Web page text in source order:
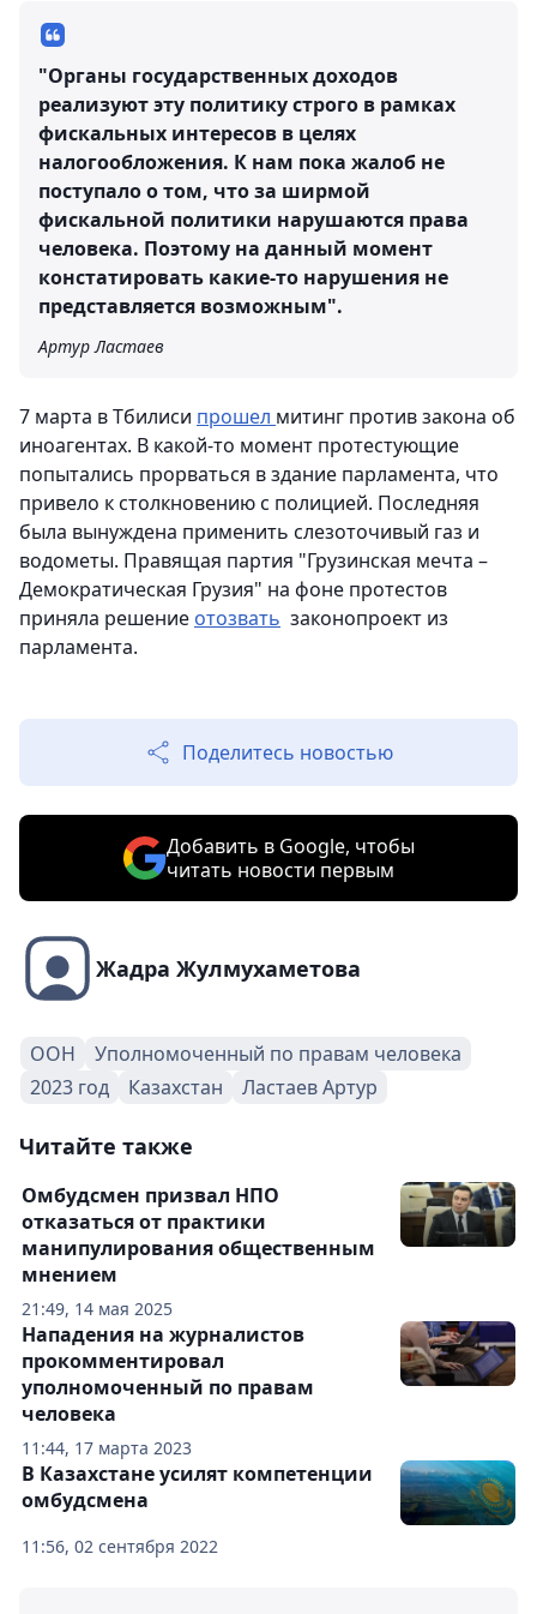
"Органы государственных доходов
реализуют эту политику строго в рамках
фискальных интересов в целях
налогообложения. К нам пока жалоб не
поступало о том, что за ширмой
фискальной политики нарушаются права
человека. Поэтому на данный момент
констатировать какие-то нарушения не
представляется возможным".
Артур Ластаев
7 марта в Тбилиси прошел митинг против закона об
иноагентах. В какой-то момент протестующие
попытались прорваться в здание парламента, что
привело к столкновению с полицией. Последняя
была вынуждена применить слезоточивый газ и
водометы. Правящая партия "Грузинская мечта –
Демократическая Грузия" на фоне протестов
приняла решение отозвать законопроект из
парламента.
Поделитесь новостью
Добавить в Google, чтобы
читать новости первым
Жадра Жулмухаметова
ООН
Уполномоченный по правам человека
2023 год
Казахстан Ластаев Артур
Читайте также
21:49, 14 мая 2025
Омбудсмен призвал НПО
отказаться от практики
манипулирования общественным
мнением
11:44, 17 марта 2023
Нападения на журналистов
прокомментировал
уполномоченный по правам
человека
11:56, 02 сентября 2022
В Казахстане усилят компетенции
омбудсмена